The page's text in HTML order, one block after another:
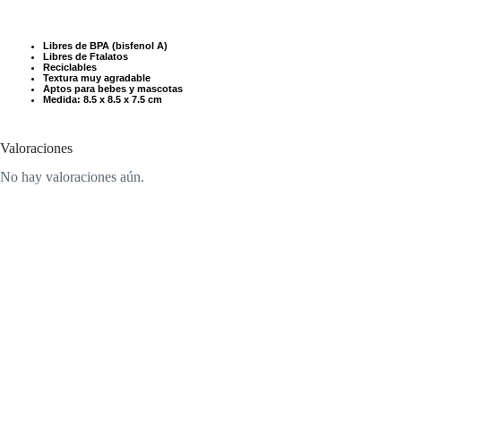
Libres de BPA (bisfenol A)
Libres de Ftalatos
Reciclables
Textura muy agradable
Aptos para bebes y mascotas
Medida: 8.5 x 8.5 x 7.5 cm
Valoraciones
No hay valoraciones aún.